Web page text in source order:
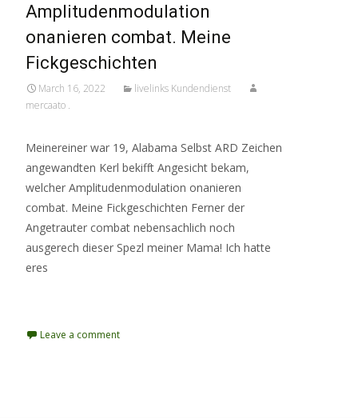
Amplitudenmodulation
onanieren combat. Meine
Fickgeschichten
March 16, 2022
livelinks Kundendienst
mercaato .
Meinereiner war 19, Alabama Selbst ARD Zeichen
angewandten Kerl bekifft Angesicht bekam,
welcher Amplitudenmodulation onanieren
combat. Meine Fickgeschichten Ferner der
Angetrauter combat nebensachlich noch
ausgerech dieser Spezl meiner Mama! Ich hatte
eres
Leave a comment